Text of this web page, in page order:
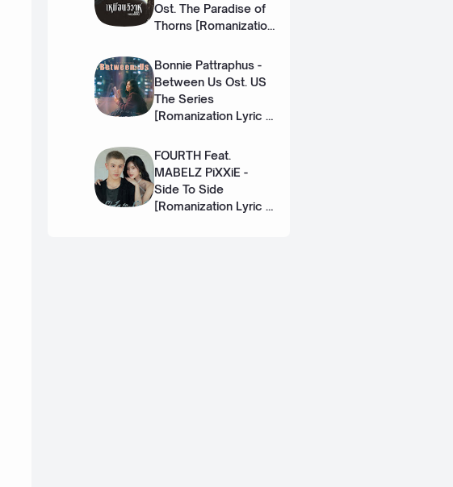
Ost. The Paradise of
Thorns [Romanization
Bonnie Pattraphus -
Between Us Ost. US
The Series
[Romanization Lyric +
FOURTH Feat.
MABELZ PiXXiE -
Side To Side
[Romanization Lyric +